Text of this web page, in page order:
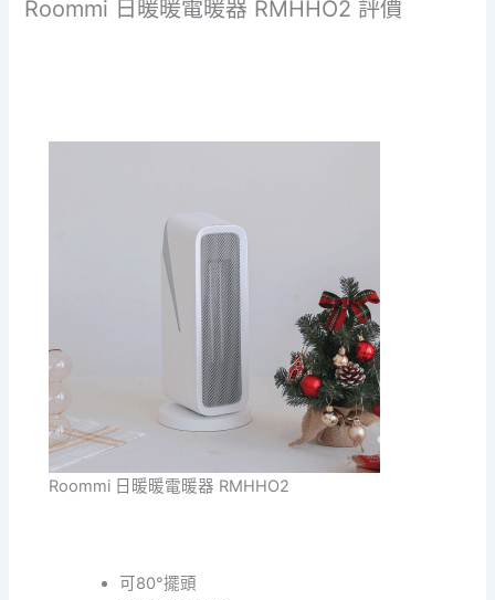
Roommi 日暖暖電暖器 RMHHO2 評價
Roommi 日暖暖電暖器 RMHHO2
可80°擺頭